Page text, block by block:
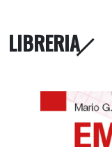
LIBRERIA